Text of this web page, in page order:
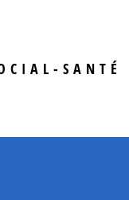
SANTÉ